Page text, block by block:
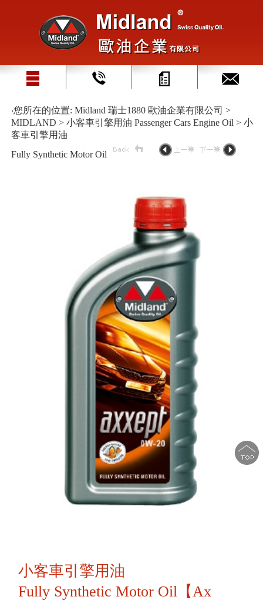
‧您所在的位置: Midland 瑞士1880 歐油企業有限公司 >
MIDLAND > 小客車引擎用油 Passenger Cars Engine Oil > 小
客車引擎用油
Fully Synthetic Motor Oil
小客車引擎用油
Fully Synthetic Motor Oil【Ax